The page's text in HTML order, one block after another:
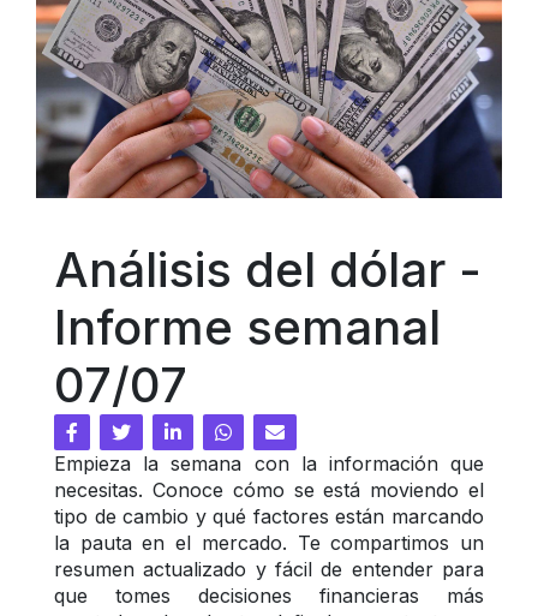
Análisis del dólar -
Informe semanal
07/07
Empieza la semana con la información que
necesitas. Conoce cómo se está moviendo el
tipo de cambio y qué factores están marcando
la pauta en el mercado. Te compartimos un
resumen actualizado y fácil de entender para
que tomes decisiones financieras más